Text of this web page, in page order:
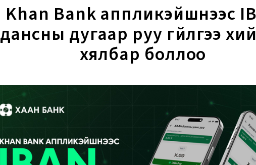
Khan Bank аппликэйшнээс
дансны дугаар руу гүйлгээ
хялбар боллоо